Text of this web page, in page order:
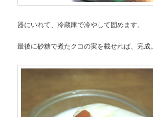
器にいれて、冷蔵庫で冷やして固めます。
最後に砂糖で煮たクコの実を載せれば、完成。